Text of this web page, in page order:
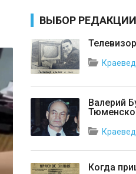
ВЫБОР РЕДАКЦИИ
Валерий
Когда